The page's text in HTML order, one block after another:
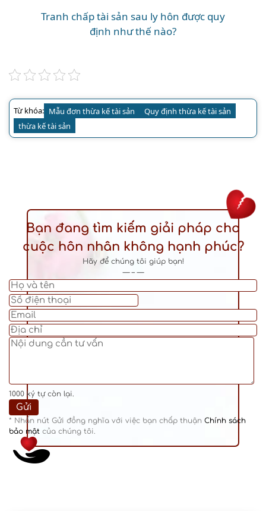
Tranh chấp tài sản sau ly hôn được quy
định như thế nào?
Từ khóa: Mẫu đơn thừa kế tài sản
Quy định thừa kế tài sản
thừa kế tài sản
Bạn đang tìm kiếm giải pháp cho
cuộc hôn nhân không hạnh phúc?
Hãy để chúng tôi giúp bạn!
— – —
1000 ký tự còn lại.
* Nhấn nút Gửi đồng nghĩa với việc bạn chấp thuận Chính sách
bảo mật của chúng tôi.